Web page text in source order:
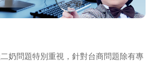
奶問題特別重視，針對台商問題除有專